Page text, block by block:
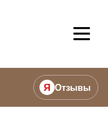
Я Отзывы